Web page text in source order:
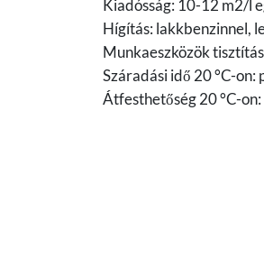
Kiadósság: 10-12 m2/l
Hígítás: lakkbenzinnel,
Munkaeszközök
Száradási idő 20 °C-
Átfesthetőség 20 °C-